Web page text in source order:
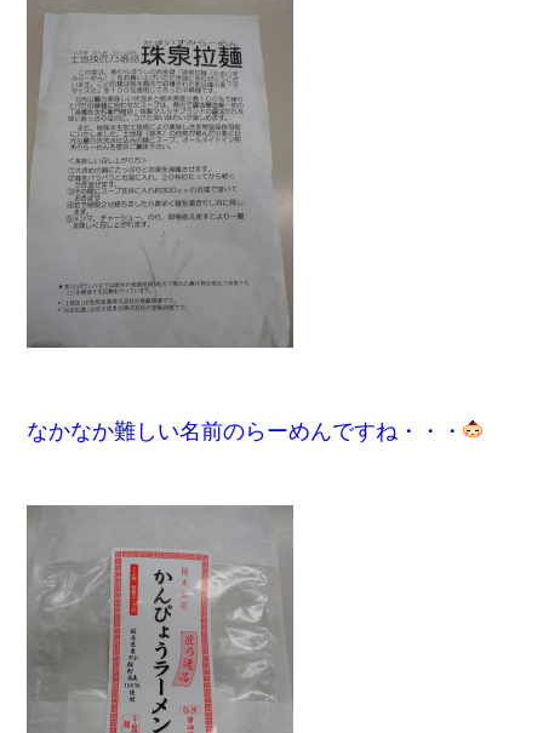
なかなか難しい名前のらーめんですね・・・